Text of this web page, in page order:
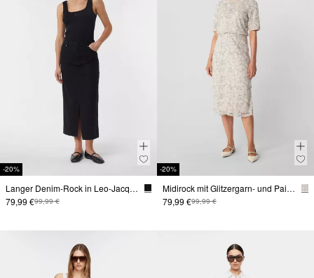
-20%
Langer Denim-Rock in Leo-Jacquard
79,99 €99,99 €
-20%
Midirock mit Glitzergarn- und Paillettenapplikation
79,99 €99,99 €